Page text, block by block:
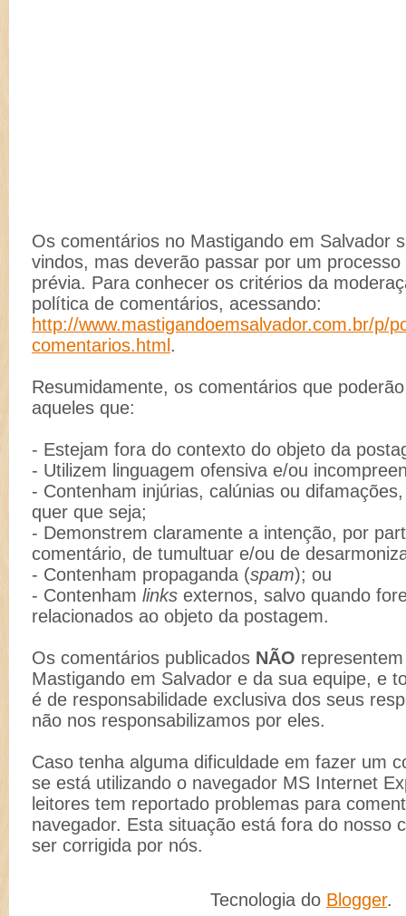
Os comentários no Mastigando em Salvador
vindos, mas deverão passar por um
prévia. Para conhecer os critérios da
política de comentários, acessando:
http://www.mastigandoemsalvador.com.br/p/
comentarios.html .
Resumidamente, os comentários que
aqueles que:
- Estejam fora do contexto do objeto da
- Utilizem linguagem ofensiva e/ou
- Contenham injúrias, calúnias ou
quer que seja;
- Demonstrem claramente a intenção, por
comentário, de tumultuar e/ou de
- Contenham propaganda (spam); ou
- Contenham links externos, salvo quando
relacionados ao objeto da postagem.
Os comentários publicados NÃO
Mastigando em Salvador e da sua equipe, e
é de responsabilidade exclusiva dos seus
não nos responsabilizamos por eles.
Caso tenha alguma dificuldade em fazer um
se está utilizando o navegador MS Internet
leitores tem reportado problemas para
navegador. Esta situação está fora do nosso
ser corrigida por nós.
Tecnologia do Blogger.